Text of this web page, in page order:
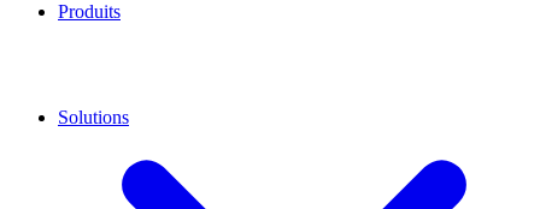
Produits
Solutions